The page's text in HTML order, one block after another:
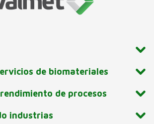
de biomateriales
de procesos
industrias